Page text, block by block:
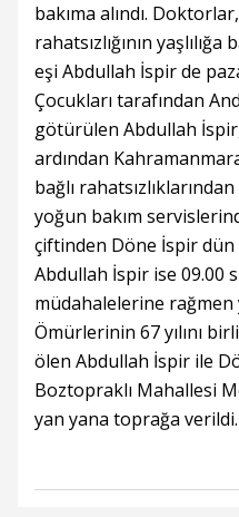
bakıma alındı.
rahatsızlığının
eşi Abdullah İspir de
Çocukları tarafından
götürülen Abdullah
ardından
bağlı
yoğun bakım
çiftinden Döne İspir dün
Abdullah İspir ise 09.00
müdahalelerine rağmen
Ömürlerinin 67 yılını
ölen Abdullah İspir ile
Boztopraklı Mahallesi
yan yana toprağa